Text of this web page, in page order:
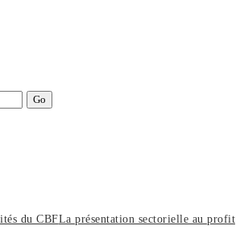
du CBFLa présentation sectorielle au profit